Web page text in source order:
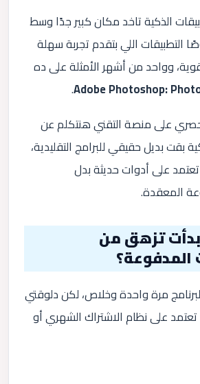
الذكية تاخد مكان كبير جدًا وسط
التطبيقات اللي بتقدم تجربة سهلة
وواحد من أشهر الأمثلة على ده
Adobe Photoshop:
.
على منصة التقني هنتكلم عن
بقت بديل حقيقي للبرامج التقليدية،
على أدوات حديثة بدل
المعقدة.
تزهق من
المدفوعة؟
مرة واحدة وخلاص، لكن دلوقتي
على نظام الاشتراك الشهري أو